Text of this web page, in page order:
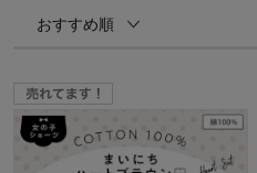
おすすめ順